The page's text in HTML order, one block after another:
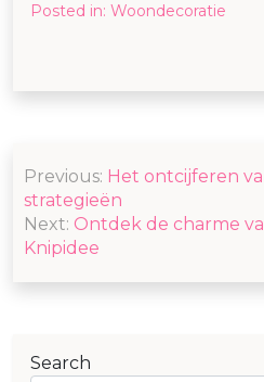
Posted in: Woondecoratie
Post
navigation
Previous: Het ontcijferen
strategieën
Next: Ontdek de charme
Knipidee
Search